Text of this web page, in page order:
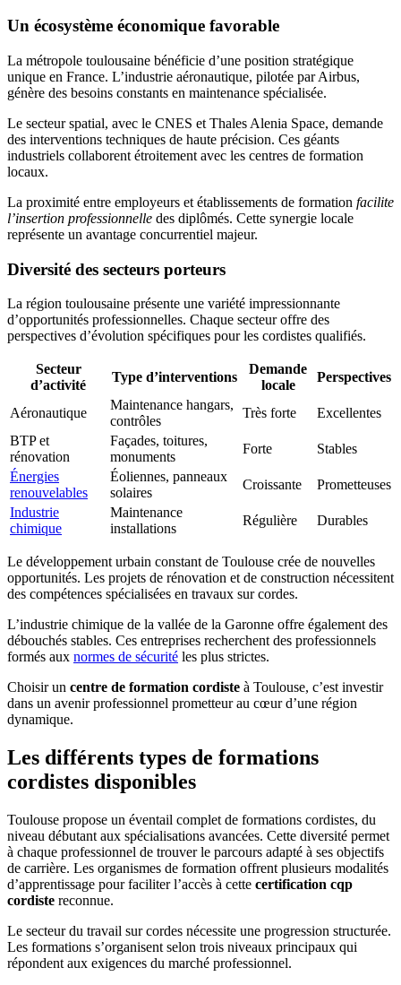
Un écosystème économique favorable
La métropole toulousaine bénéficie d’une position stratégique
unique en France. L’industrie aéronautique, pilotée par Airbus,
génère des besoins constants en maintenance spécialisée.
Le secteur spatial, avec le CNES et Thales Alenia Space, demande
des interventions techniques de haute précision. Ces géants
industriels collaborent étroitement avec les centres de formation
locaux.
La proximité entre employeurs et établissements de formation facilite
l’insertion professionnelle des diplômés. Cette synergie locale
représente un avantage concurrentiel majeur.
Diversité des secteurs porteurs
La région toulousaine présente une variété impressionnante
d’opportunités professionnelles. Chaque secteur offre des
perspectives d’évolution spécifiques pour les cordistes qualifiés.
Secteur
d’activité
Type d’interventions
Demande
locale
Perspectives
Aéronautique
Maintenance hangars,
contrôles
Très forte
Excellentes
BTP et
rénovation
Façades, toitures,
monuments
Forte
Stables
Énergies
renouvelables
Éoliennes, panneaux
solaires
Croissante
Prometteuses
Industrie
chimique
Maintenance
installations
Régulière Durables
Le développement urbain constant de Toulouse crée de nouvelles
opportunités. Les projets de rénovation et de construction nécessitent
des compétences spécialisées en travaux sur cordes.
L’industrie chimique de la vallée de la Garonne offre également des
débouchés stables. Ces entreprises recherchent des professionnels
formés aux normes de sécurité les plus strictes.
Choisir un centre de formation cordiste à Toulouse, c’est investir
dans un avenir professionnel prometteur au cœur d’une région
dynamique.
Les différents types de formations
cordistes disponibles
Toulouse propose un éventail complet de formations cordistes, du
niveau débutant aux spécialisations avancées. Cette diversité permet
à chaque professionnel de trouver le parcours adapté à ses objectifs
de carrière. Les organismes de formation offrent plusieurs modalités
d’apprentissage pour faciliter l’accès à cette certification cqp
cordiste reconnue.
Le secteur du travail sur cordes nécessite une progression structurée.
Les formations s’organisent selon trois niveaux principaux qui
répondent aux exigences du marché professionnel.